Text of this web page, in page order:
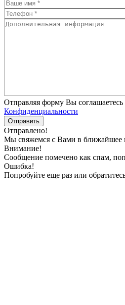
Отправляя форму Вы соглашаетесь
Конфиденциальности
Отправлено!
Мы свяжемся с Вами в ближайшее
Внимание!
Сообщение помечено как спам,
Ошибка!
Попробуйте еще раз или